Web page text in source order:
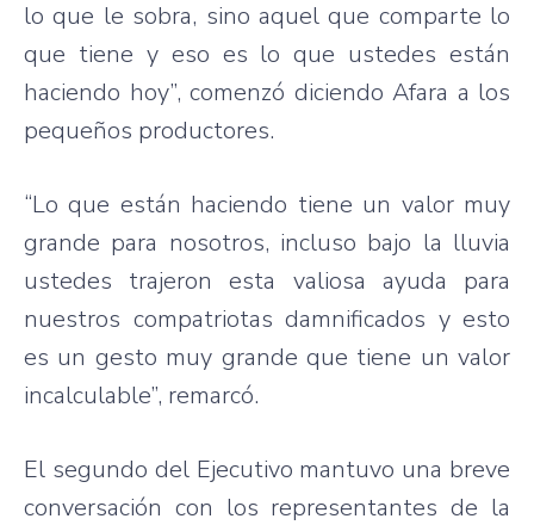
lo que le sobra, sino aquel que comparte lo
que tiene y eso es lo que ustedes están
haciendo hoy”, comenzó diciendo Afara a los
pequeños productores.
“Lo que están haciendo tiene un valor muy
grande para nosotros, incluso bajo la lluvia
ustedes trajeron esta valiosa ayuda para
nuestros compatriotas damnificados y esto
es un gesto muy grande que tiene un valor
incalculable”, remarcó.
El segundo del Ejecutivo mantuvo una breve
conversación con los representantes de la